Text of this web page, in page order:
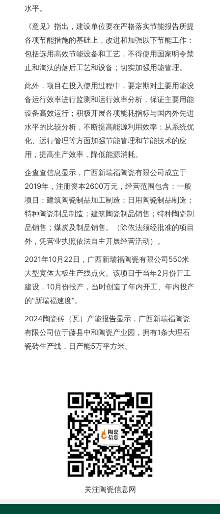
水平。
《意见》指出，建设单位要在严格落实节能报告所提
各项节能措施的基础上，改进和加强以下节能工作：
包括选用高效节能设备和工艺，不得使用国家明令禁
止和淘汰的落后工艺和设备；切实加强用能管理。
此外，项目在投入使用过程中，要定期对主要用能设
备运行效率进行监测和运行效率分析，保证主要用能
设备高效运行；积极开展各项能耗指标与国内外先进
水平的比较分析，不断提高能源利用效率；从系统优
化、运行管理等方面加强节能管理和节能技术的应
用，提高生产效率，降低能源消耗。
企查查信息显示，广西新瑞福陶瓷有限公司成立于
2019年，注册资本2600万元，经营范围包含：一般
项目：建筑陶瓷制品加工制造；日用陶瓷制品制造；
特种陶瓷制品制造；建筑陶瓷制品销售；特种陶瓷制
品销售；煤炭及制品销售。（除依法须经批准的项目
外，凭营业执照依法自主开展经营活动）。
2021年10月22日，广西新瑞福陶瓷有限公司550米
大型宽体大板生产线点火。该项目于当年2月份开工
建设，10月份投产，当时创造了年内开工、年内投产
的“新瑞福速度”。
2024陶瓷砖（瓦）产能报告显示，广西新瑞福陶瓷
有限公司位于藤县中和陶瓷产业园，拥有1条大理石
瓷砖生产线，日产能5万平方米。
关注陶瓷信息网